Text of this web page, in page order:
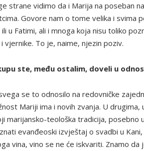
strane vidimo da i Marija na poseban
Govore nam o tome velika i svima
ili u Fatimi, ali i mnoga koja nisu toliko
i vjernike. To je, naime, njezin poziv.
ste, među ostalim, doveli u
se to odnosilo na redovničke
Mariji ima i novih zvanja. U
marijansko-teološka tradicija, posebno
evanđeoski izvještaj o svadbi u
vina, vino se ne će iskvariti. Znamo da